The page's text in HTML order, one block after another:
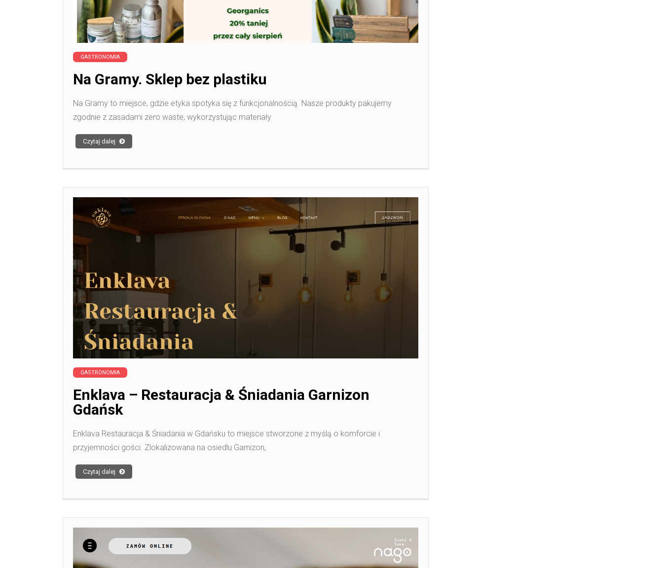
GASTRONOMIA
Na Gramy. Sklep bez plastiku
Na Gramy to miejsce, gdzie etyka spotyka się z funkcjonalnością. Nasze produkty pakujemy
zgodnie z zasadami zero waste, wykorzystując materiały
Czytaj dalej
GASTRONOMIA
Enklava – Restauracja & Śniadania Garnizon
Gdańsk
Enklava Restauracja & Śniadania w Gdańsku to miejsce stworzone z myślą o komforcie i
przyjemności gości. Zlokalizowana na osiedlu Garnizon,
Czytaj dalej